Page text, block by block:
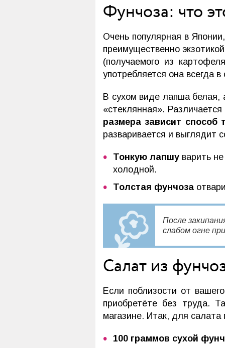
Фунчоза: что
Очень популярная в
преимущественно
(получаемого из
употребляется она всегда
В сухом виде лапша белая,
«стеклянная».
размера зависит способ
разваривается и выглядит
Тонкую лапшу варить
холодной.
Толстая фунчоза
После
слабом огне
Салат из
Если поблизости от
приобретёте без труда.
магазине. Итак, для салата
100 граммов сухой